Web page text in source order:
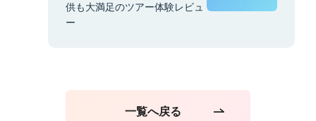
供も大満足のツアー体験レビュ
ー
一覧へ戻る